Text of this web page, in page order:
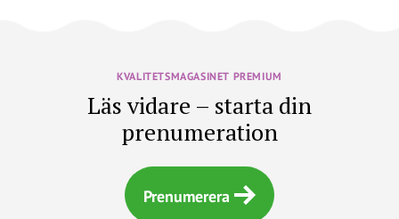
KVALITETSMAGASINET PREMIUM
Läs vidare – starta din
prenumeration
Prenumerera